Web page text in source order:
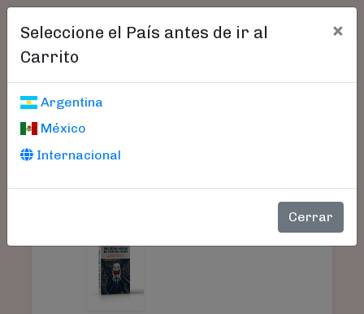
Seleccione el País antes de ir al
Carrito
×
Argentina
México
Internacional
Cerrar
Carrito De Compras
PRODUCTO PRECIO CANTIDAD